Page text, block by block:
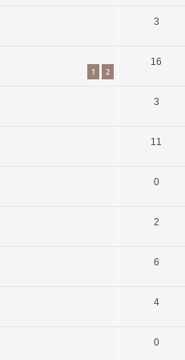
3
1 2
16
3
11
0
2
6
4
0